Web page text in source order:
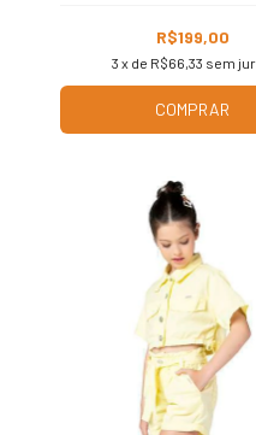
R$199,00
3 x de R$66,33 sem
COMPRAR